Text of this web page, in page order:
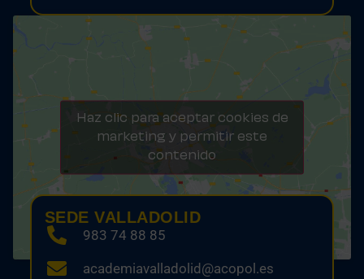
Haz clic para aceptar cookies de
marketing y permitir este
contenido
SEDE VALLADOLID
983 74 88 85
academiavalladolid@acopol.es